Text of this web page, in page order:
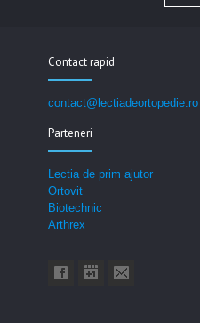
Contact rapid
contact@lectiadeortopedie.ro
Parteneri
Lectia de prim ajutor
Ortovit
Biotechnic
Arthrex